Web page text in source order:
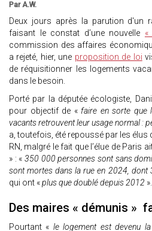
Par A.W.
Deux jours après la parution d'un
faisant le constat d’une nouvelle «
commission des affaires
a rejeté, hier, une proposition de loi
de réquisitionner les logements
dans le besoin.
Porté par la députée écologiste,
pour objectif de «faire en sorte que
vacants retrouvent leur usage normal :
a, toutefois, été repoussé par les élus
RN, malgré le fait que l’élue de Paris
» : « 350 000 personnes sont sans
sont mortes dans la rue en 2024, dont
qui ont «plus que doublé depuis 2012 ».
Des maires « démunis »
Pourtant « le logement est devenu